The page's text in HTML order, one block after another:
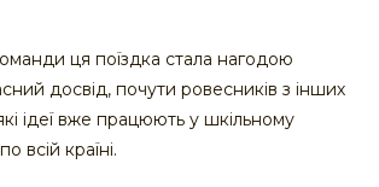
ця поїздка стала нагодою
досвід, почути ровесників з інших
ідеї вже працюють у шкільному
всій країні.